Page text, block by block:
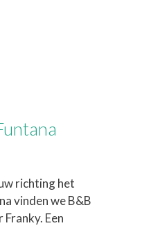
richting het
vinden we B&B
Een